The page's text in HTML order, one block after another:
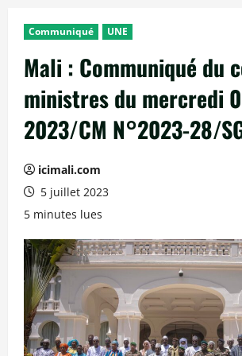
Communiqué UNE
Mali : Communiqué du
ministres du mercredi
2023/CM N°2023-28/
icimali.com
5 juillet 2023
5 minutes lues